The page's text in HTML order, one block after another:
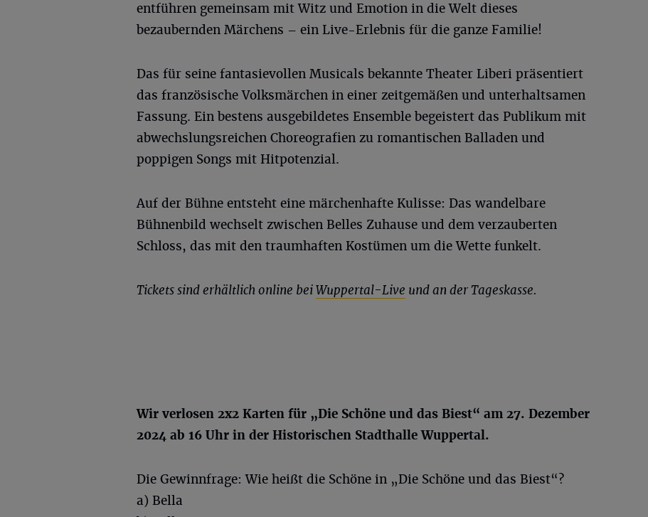
entführen gemeinsam mit Witz und Emotion in die Welt dieses
bezaubernden Märchens – ein Live-Erlebnis für die ganze Familie!
Das für seine fantasievollen Musicals bekannte Theater Liberi präsentiert
das französische Volksmärchen in einer zeitgemäßen und unterhaltsamen
Fassung. Ein bestens ausgebildetes Ensemble begeistert das Publikum mit
abwechslungsreichen Choreografien zu romantischen Balladen und
poppigen Songs mit Hitpotenzial.
Auf der Bühne entsteht eine märchenhafte Kulisse: Das wandelbare
Bühnenbild wechselt zwischen Belles Zuhause und dem verzauberten
Schloss, das mit den traumhaften Kostümen um die Wette funkelt.
Tickets sind erhältlich online beiWuppertal-Live und an der Tageskasse.
Wir verlosen 2x2 Karten für „Die Schöne und das Biest“ am 27. Dezember
2024 ab 16 Uhr in der Historischen Stadthalle Wuppertal.
Die Gewinnfrage: Wie heißt die Schöne in „Die Schöne und das Biest“?
a) Bella